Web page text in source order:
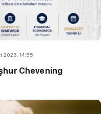
2026, 14:55
Chevening